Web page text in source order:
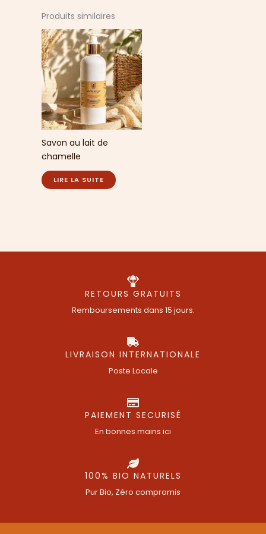
Produits similaires
Savon au lait de
chamelle
LIRE LA SUITE
RETOURS GRATUITS
Remboursements dans 15 jours.
LIVRAISON INTERNATIONALE
Poste Locale
PAIEMENT SECURISÉ
En bonnes mains ici
100% BIO NATURELS
Pur Bio, Zéro compromis